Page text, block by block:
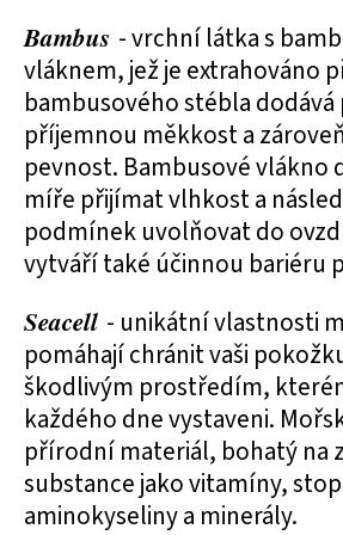
Bambus - vrchní látka s
vláknem, jež je extrahováno
bambusového stébla
příjemnou měkkost a
pevnost. Bambusové vlákno
míře přijímat vlhkost a
podmínek uvolňovat do
vytváří také účinnou bariéru
Seacell - unikátní vlastnosti
pomáhají chránit vaši
škodlivým prostředím,
každého dne vystaveni.
přírodní materiál, bohatý na
substance jako vitamíny,
aminokyseliny a minerály.